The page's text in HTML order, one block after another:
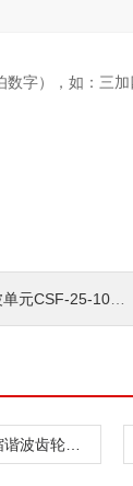
数字），如：三加
CSF-25-100-2UH